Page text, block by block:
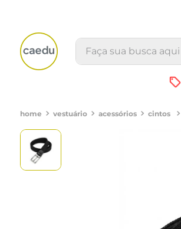
Faça sua busca aqui
vestuário acessórios cintos